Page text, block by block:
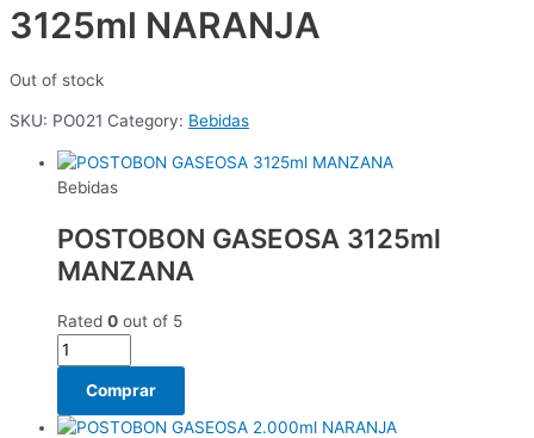
3125ml NARANJA
Out of stock
SKU: PO021 Category: Bebidas
Bebidas
POSTOBON GASEOSA 3125ml
MANZANA
Rated 0 out of 5
Comprar